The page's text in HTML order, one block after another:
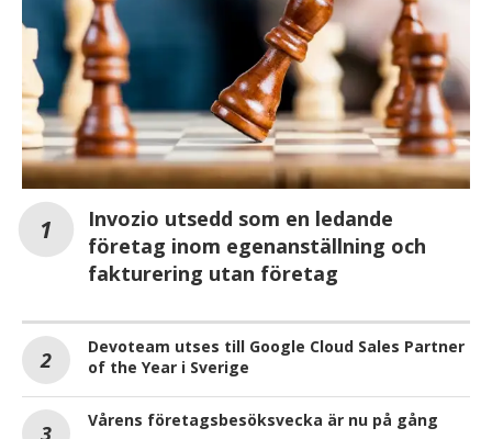
Invozio utsedd som en ledande
företag inom egenanställning och
fakturering utan företag
Devoteam utses till Google Cloud Sales Partner
of the Year i Sverige
Vårens företagsbesöksvecka är nu på gång